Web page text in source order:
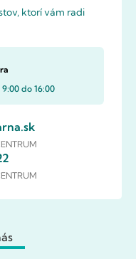
ktorí vám radi
do 16:00